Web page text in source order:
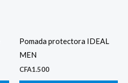
Pomada protectora IDEAL
MEN
CFA1.500